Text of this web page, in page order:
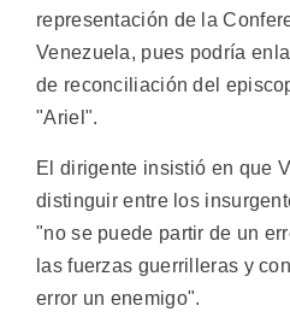
representación de la
Venezuela, pues podría
de reconciliación del
"Ariel".
El dirigente insistió en que
distinguir entre los
"no se puede partir de un
las fuerzas guerrilleras y
error un enemigo".